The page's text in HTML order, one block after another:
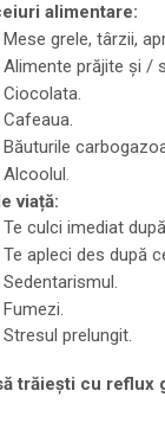
alimentare:
Mese grele, târzii,
Alimente prăjite și /
Ciocolata.
Cafeaua.
Băuturile
Alcoolul.
viață:
Te culci imediat
Te apleci des după
Sedentarismul.
Fumezi.
Stresul prelungit.
trăiești cu reflux